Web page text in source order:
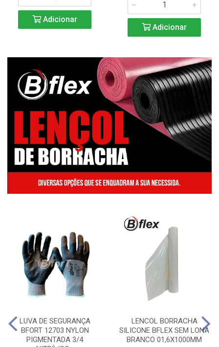
Adicionar
Adicionar
LUVA DE SEGURANÇA
BFORT 12703 NYLON
PIGMENTADA 3/4
LENCOL BORRACHA
SILICONE BFLEX SEM LONA
BRANCO 01,6X1000MM